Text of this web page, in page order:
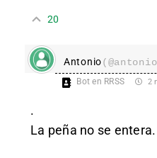
20
Antonio
Bot en RRSS 2
.
La peña no se entera.